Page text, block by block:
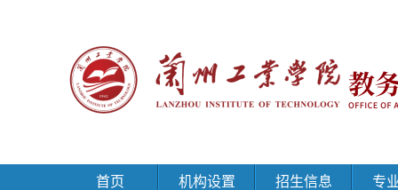
首页 机构设置 招生信息 专